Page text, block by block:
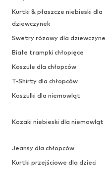
Kurtki & płaszcze niebieski dla
dziewczynek
Swetry różowy dla dziewczyne
Białe trampki chłopięce
Koszule dla chłopców
T-Shirty dla chłopców
Koszulki dla niemowląt
Kozaki niebieski dla niemowląt
Jeansy dla chłopców
Kurtki przejściowe dla dzieci